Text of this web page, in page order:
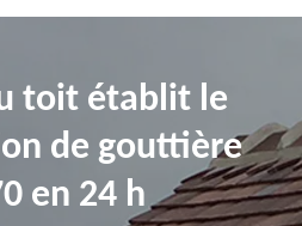
toit établit le
de gouttière
en 24 h